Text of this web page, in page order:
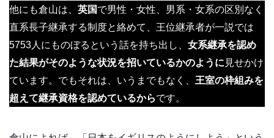
他にも倉山は、 英国で男性・女性、男系・女系の区別なく
直系長子継承する制度と絡めて、王位継承者が一説では
5753人にものぼるという話を持ち出し、 女系継承を認め
た結果がそのような状況を招いているかのように 見せかけ
ています。でもそれは、いうまでもなく、 王室の枠組みを
超えて継承資格を認めているからです。